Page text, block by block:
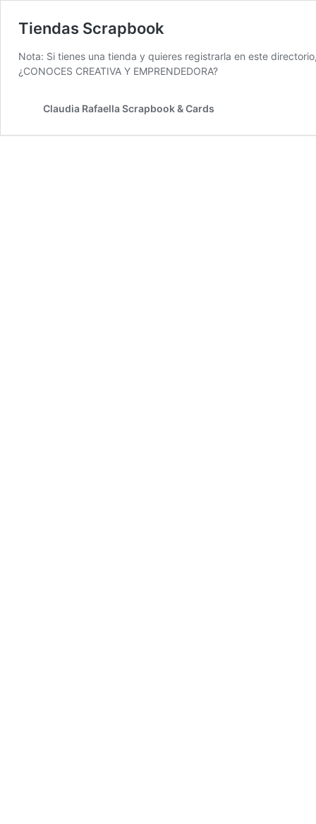
Tiendas Scrapbook
Nota: Si tienes una tienda y quieres registrarla en este
¿CONOCES CREATIVA Y EMPRENDEDORA?
Claudia Rafaella Scrapbook & Cards